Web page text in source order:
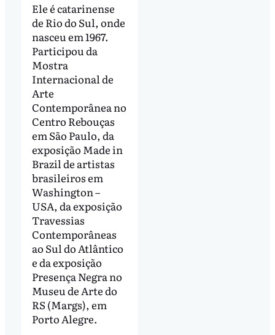
Ele é catarinense
de Rio do Sul, onde
nasceu em 1967.
Participou da
Mostra
Internacional de
Arte
Contemporânea no
Centro Rebouças
em São Paulo, da
exposição Made in
Brazil de artistas
brasileiros em
Washington –
USA, da exposição
Travessias
Contemporâneas
ao Sul do Atlântico
e da exposição
Presença Negra no
Museu de Arte do
RS (Margs), em
Porto Alegre.